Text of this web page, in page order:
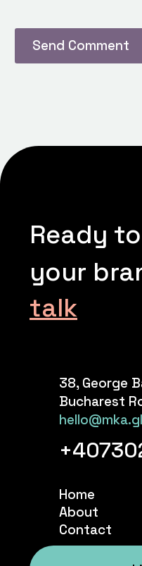
Send Comment
Ready
your
talk
38, George
Bucharest
Home
About
Contact